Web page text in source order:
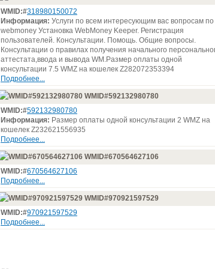
WMID:#318980150072
Информация: Услуги по всем интересующим вас вопросам по
webmoney Установка WebMoney Keeper. Регистрация
пользователей. Консультации. Помощь. Общие вопросы.
Консультации о правилах получения начального
аттестата,ввода и вывода WM.Размер оплаты одной
консультации 7.5 WMZ на кошелек Z282072353394
Подробнее...
WMID#592132980780
WMID:#592132980780
Информация: Размер оплаты одной консультации 2 WMZ на
кошелек Z232621556935
Подробнее...
WMID#670564627106
WMID:#670564627106
Подробнее...
WMID#970921597529
WMID:#970921597529
Подробнее...